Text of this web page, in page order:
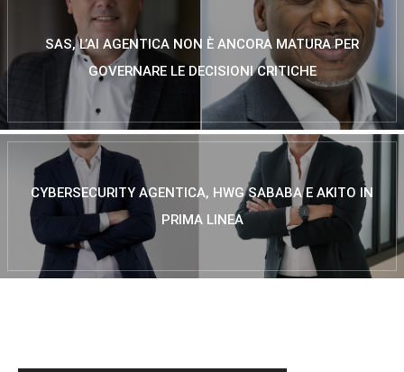
SAS, L’AI AGENTICA NON È ANCORA MATURA PER
GOVERNARE LE DECISIONI CRITICHE
CYBERSECURITY AGENTICA, HWG SABABA E AKITO IN
PRIMA LINEA